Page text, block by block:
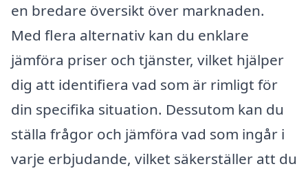
en bredare översikt över marknaden.
Med flera alternativ kan du enklare
jämföra priser och tjänster, vilket hjälper
dig att identifiera vad som är rimligt för
din specifika situation. Dessutom kan du
ställa frågor och jämföra vad som ingår i
varje erbjudande, vilket säkerställer att du